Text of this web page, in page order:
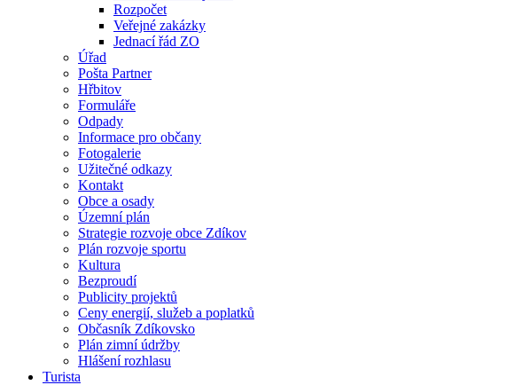
Rozpočet
Veřejné zakázky
Jednací řád ZO
Úřad
Pošta Partner
Hřbitov
Formuláře
Odpady
Informace pro občany
Fotogalerie
Užitečné odkazy
Kontakt
Obce a osady
Územní plán
Strategie rozvoje obce Zdíkov
Plán rozvoje sportu
Kultura
Bezproudí
Publicity projektů
Ceny energií, služeb a poplatků
Občasník Zdíkovsko
Plán zimní údržby
Hlášení rozhlasu
Turista